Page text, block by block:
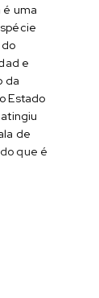
é uma
e
da
Estado
de
que é